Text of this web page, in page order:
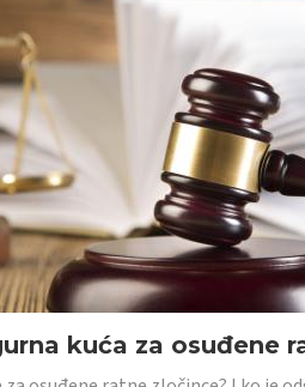
kuća za osuđene